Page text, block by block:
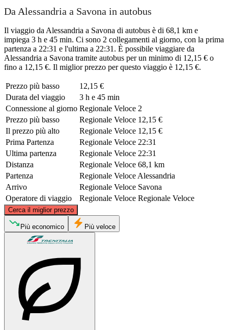
Da Alessandria a Savona in autobus
Il viaggio da Alessandria a Savona di autobus è di 68,1 km e
impiega 3 h e 45 min. Ci sono 2 collegamenti al giorno, con la prima
partenza a 22:31 e l'ultima a 22:31. È possibile viaggiare da
Alessandria a Savona tramite autobus per un minimo di 12,15 € o
fino a 12,15 €. Il miglior prezzo per questo viaggio è 12,15 €.
Prezzo più basso
12,15 €
Durata del viaggio
3 h e 45 min
Connessione al giorno Regionale Veloce 2
Prezzo più basso
Regionale Veloce 12,15 €
Il prezzo più alto
Regionale Veloce 12,15 €
Prima Partenza
Regionale Veloce 22:31
Ultima partenza
Regionale Veloce 22:31
Distanza
Regionale Veloce 68,1 km
Partenza
Regionale Veloce Alessandria
Arrivo
Regionale Veloce Savona
Operatore di viaggio
Regionale Veloce Regionale Veloce
Cerca il miglior prezzo
©CARTO, ©OpenStreetMapcontributors
Più economico Più veloce